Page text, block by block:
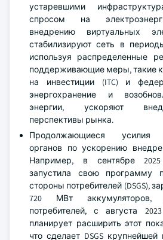
устаревшими
спросом на
внедрению виртуальных
стабилизируют сеть в
используя распределенные
поддерживающие меры, такие
на инвестиции (ITC) и
энергохранение и
энергии, ускоряют
перспективы рынка.
Продолжающиеся усилия
органов по ускорению
Например, в сентябре
запустила свою программу
стороны потребителей (DSGS),
720 МВт аккумуляторов,
потребителей, с августа
планирует расширить этот
что сделает DSGS